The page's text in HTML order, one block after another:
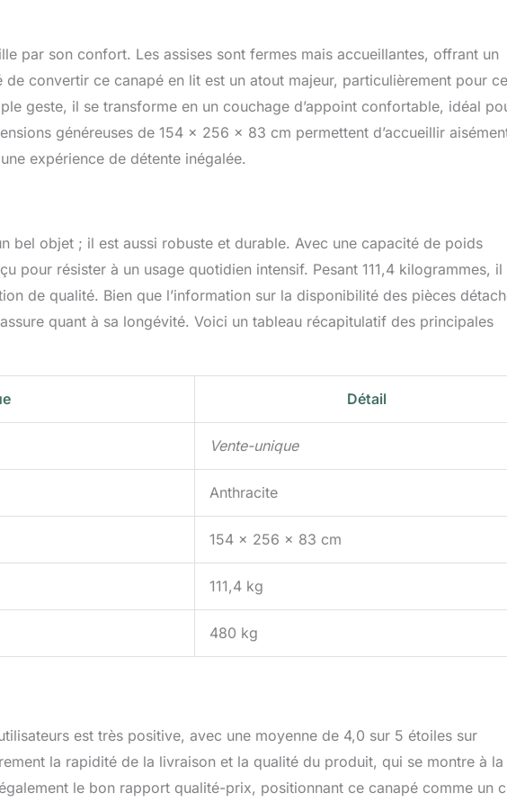
par son confort. Les assises sont fermes mais accueillantes, offrant un
convertir ce canapé en lit est un atout majeur, particulièrement pour
geste, il se transforme en un couchage d’appoint confortable, idéal
généreuses de 154 x 256 x 83 cm permettent d’accueillir
expérience de détente inégalée.
bel objet ; il est aussi robuste et durable. Avec une capacité de poids
pour résister à un usage quotidien intensif. Pesant 111,4 kilogrammes, il
de qualité. Bien que l’information sur la disponibilité des pièces
quant à sa longévité. Voici un tableau récapitulatif des principales
Détail
Vente-unique
Anthracite
154 x 256 x 83 cm
111,4 kg
480 kg
est très positive, avec une moyenne de 4,0 sur 5 étoiles sur
la rapidité de la livraison et la qualité du produit, qui se montre à la
le bon rapport qualité-prix, positionnant ce canapé comme un